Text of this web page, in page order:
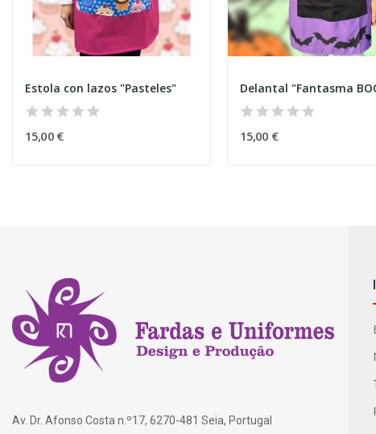
Estola con lazos "Pasteles"
15,00 € 15,00 €
Av. Dr. Afonso Costa n.º17, 6270-481 Seia, Portugal